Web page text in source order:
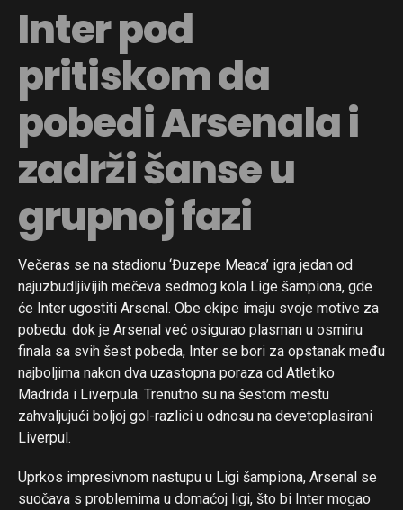
Inter pod
pritiskom da
pobedi Arsenala i
zadrži šanse u
grupnoj fazi
Večeras se na stadionu ‘Đuzepe Meaca’ igra jedan od
najuzbudljivijih mečeva sedmog kola Lige šampiona, gde
će Inter ugostiti Arsenal. Obe ekipe imaju svoje motive za
pobedu: dok je Arsenal već osigurao plasman u osminu
finala sa svih šest pobeda, Inter se bori za opstanak među
najboljima nakon dva uzastopna poraza od Atletiko
Madrida i Liverpula. Trenutno su na šestom mestu
zahvaljujući boljoj gol-razlici u odnosu na devetoplasirani
Liverpul.
Uprkos impresivnom nastupu u Ligi šampiona, Arsenal se
suočava s problemima u domaćoj ligi, što bi Inter mogao
Reddit
Whatsapp
Email